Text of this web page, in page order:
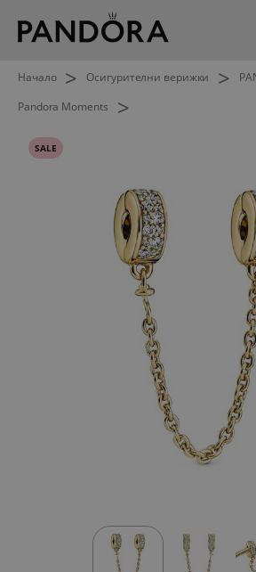
Начало > Осигурителни верижки >
Pandora Moments >
SALE